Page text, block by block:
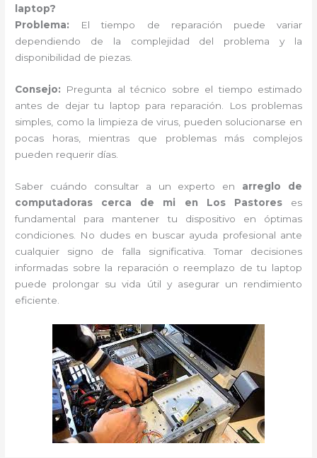
laptop?
Problema: El tiempo de reparación puede variar
dependiendo de la complejidad del problema y la
disponibilidad de piezas.
Consejo: Pregunta al técnico sobre el tiempo estimado
antes de dejar tu laptop para reparación. Los problemas
simples, como la limpieza de virus, pueden solucionarse en
pocas horas, mientras que problemas más complejos
pueden requerir días.
Saber cuándo consultar a un experto en arreglo de
computadoras cerca de mi en Los Pastores es
fundamental para mantener tu dispositivo en óptimas
condiciones. No dudes en buscar ayuda profesional ante
cualquier signo de falla significativa. Tomar decisiones
informadas sobre la reparación o reemplazo de tu laptop
puede prolongar su vida útil y asegurar un rendimiento
eficiente.